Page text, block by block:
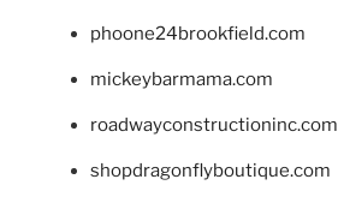
phoone24brookfield.com
mickeybarmama.com
roadwayconstructioninc.com
shopdragonflyboutique.com